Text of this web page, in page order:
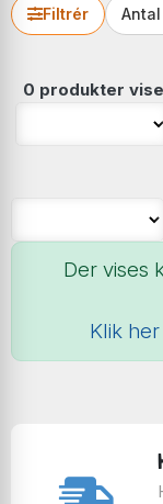
Filtrér
0 produkter
Der vises
Klik